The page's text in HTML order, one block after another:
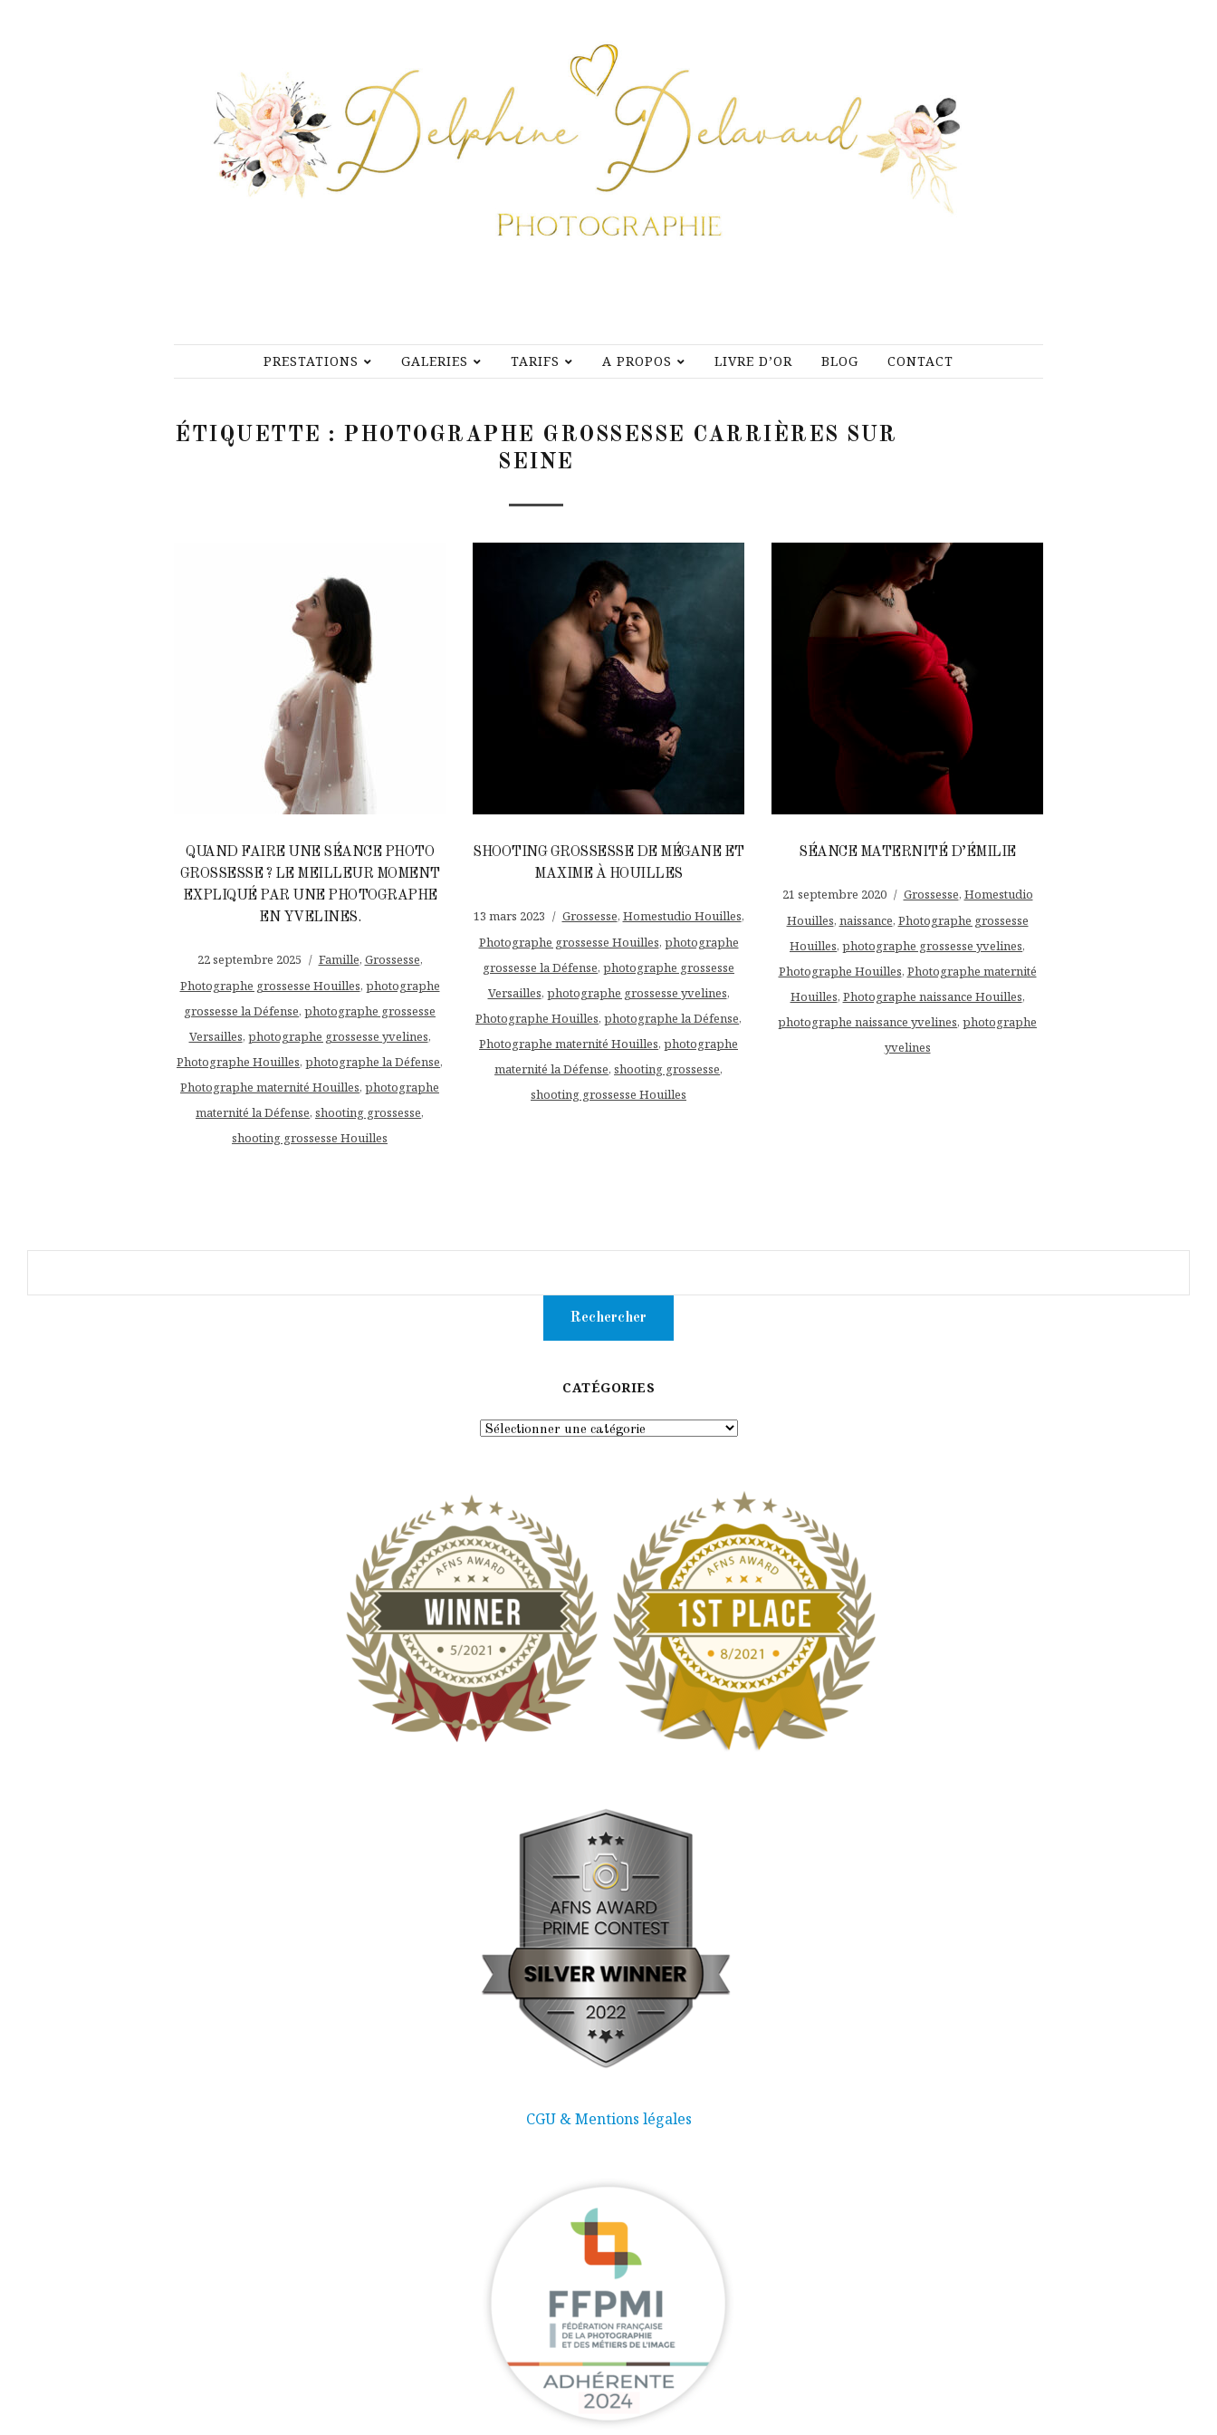
PRESTATIONS GALERIES TARIFS A PROPOS LIVRE D’OR BLOG CONTACT
ÉTIQUETTE : PHOTOGRAPHE GROSSESSE CARRIÈRES SUR
SEINE
QUAND FAIRE UNE SÉANCE PHOTO
GROSSESSE ? LE MEILLEUR MOMENT
EXPLIQUÉ PAR UNE PHOTOGRAPHE
EN YVELINES.
22 septembre 2025 Famille, Grossesse,
Photographe grossesse Houilles, photographe
grossesse la Défense, photographe grossesse
Versailles, photographe grossesse yvelines,
Photographe Houilles, photographe la Défense,
Photographe maternité Houilles, photographe
maternité la Défense, shooting grossesse,
shooting grossesse Houilles
SHOOTING GROSSESSE DE MÉGANE ET
MAXIME À HOUILLES
13 mars 2023 Grossesse, Homestudio Houilles,
Photographe grossesse Houilles, photographe
grossesse la Défense, photographe grossesse
Versailles, photographe grossesse yvelines,
Photographe Houilles, photographe la Défense,
Photographe maternité Houilles, photographe
maternité la Défense, shooting grossesse,
shooting grossesse Houilles
SÉANCE MATERNITÉ D’ÉMILIE
21 septembre 2020 Grossesse, Homestudio
Houilles, naissance, Photographe grossesse
Houilles, photographe grossesse yvelines,
Photographe Houilles, Photographe maternité
Houilles, Photographe naissance Houilles,
photographe naissance yvelines, photographe
yvelines
CATÉGORIES
CGU & Mentions légales